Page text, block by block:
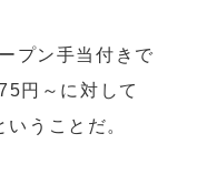
プン手当付きで
円～に対して
うことだ。